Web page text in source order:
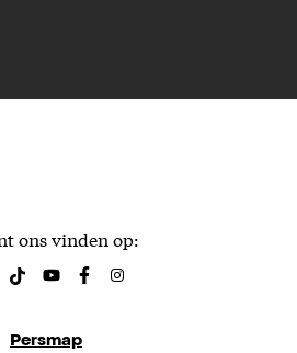
ons vinden op:
Persmap